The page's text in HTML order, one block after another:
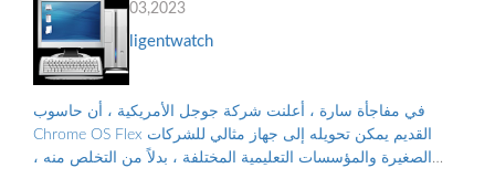
Mar 03,2023
intelligentwatch
في مفاجأة سارة ، أعلنت شركة جوجل الأمريكية ، أن حاسوب
Chrome OS Flex القديم يمكن تحويله إلى جهاز مثالي للشركات
الصغيرة والمؤسسات التعليمية المختلفة ، بدلاً من التخلص منه ،